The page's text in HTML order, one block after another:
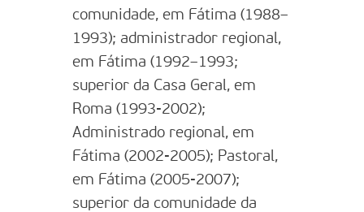
comunidade, em Fátima (1988–
1993); administrador regional,
em Fátima (1992–1993;
superior da Casa Geral, em
Roma (1993-2002);
Administrado regional, em
Fátima (2002-2005); Pastoral,
em Fátima (2005-2007);
superior da comunidade da